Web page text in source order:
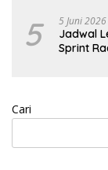
5 5 Juni 2026
Jadwal
Sprint
Cari